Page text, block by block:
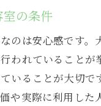
プロの
スタイ
自分に
大阪市内の
の条件
のは安心感です
われていること
いることが大切
や実際に利用し